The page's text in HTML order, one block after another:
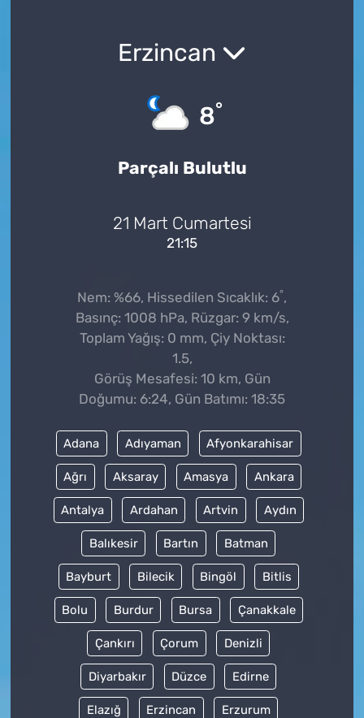
Erzincan
8°
Parçalı Bulutlu
21 Mart Cumartesi
21:15
Nem: %66, Hissedilen Sıcaklık: 6°,
Basınç: 1008 hPa, Rüzgar: 9 km/s,
Toplam Yağış: 0 mm, Çiy Noktası:
1.5,
Görüş Mesafesi: 10 km, Gün
Doğumu: 6:24, Gün Batımı: 18:35
Adana Adıyaman Afyonkarahisar
Ağrı Aksaray Amasya Ankara
Antalya Ardahan Artvin Aydın
Balıkesir Bartın Batman
Bayburt Bilecik Bingöl Bitlis
Bolu Burdur Bursa Çanakkale
Çankırı Çorum Denizli
Diyarbakır Düzce Edirne
Elazığ Erzincan Erzurum